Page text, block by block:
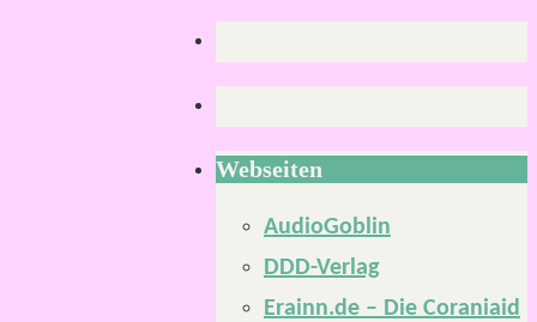
Webseiten
AudioGoblin
DDD-Verlag
Erainn.de – Die Coraniaid